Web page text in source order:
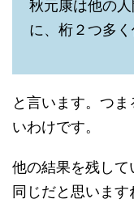
秋元康は他の
に、桁２つ多く
と言います。つ
いわけです。
他の結果を残し
同じだと思います